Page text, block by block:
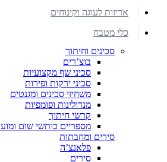
אריזות לעוגה וקינוחים
כלי מטבח
סכינים וחיתוך
בוצ’רים
סכיני שף מקצועיות
סכיני ירקות ופירות
משחיזי סכינים ומגנטים
מנדולינות ופומפיות
קרשי חיתוך
מספריים כותשי שום
סירים ומחבתות
פלאנצ’ה
סירים